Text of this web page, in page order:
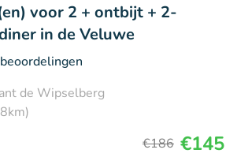
voor 2 + ontbijt + 2-
in de Veluwe
de Wipselberg
€186 €145